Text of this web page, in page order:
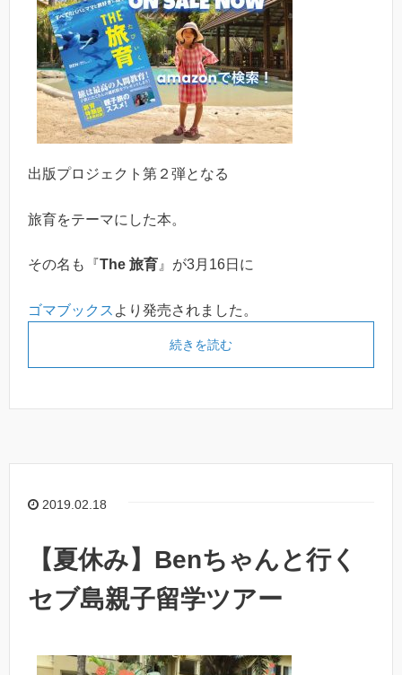
出版プロジェクト第２弾となる
旅育をテーマにした本。
その名も『The 旅育 』が3月16日に
ゴマブックス より発売されました。
続きを読む
2019.02.18
【夏休み】Benちゃんと行く
セブ島親子留学ツアー